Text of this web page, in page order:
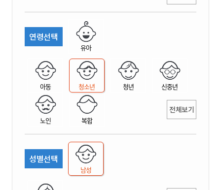
연령선택
유아
아동 청소년 청년 신중년
노인 복합
전체보기
성별선택
남성